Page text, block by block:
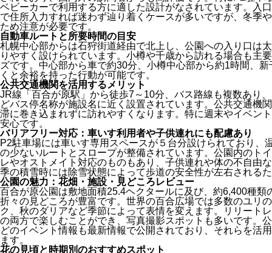
ベビーカーで利用する方に適した設計がなされています。入
で住所入力すれば迷わず辿り着くケースが多いですが、冬季
ため注意が必要です。
自動車ルートと所要時間の目安
札幌中心部からは石狩街道経由で北上し、公園への入り口は
りやすく設けられています。小樽や千歳から訪れる場合も主
ズです。中心部から車で約30分、小樽中心部から約1時間、
くと余裕を持った行動が可能です。
公共交通機関を活用するメリット
JR線「百合が原駅」から徒歩7～10分、バス路線も複数あり
どバス停名称が施設名に近く設置されています。公共交通機
滞に巻き込まれずに訪れやすくなります。特に週末やイベン
安心です。
バリアフリー対応：車いす利用者や子供連れにも配慮あり
P2駐車場には車いす専用スペースが５台分設けられており、
の少ないルートとスロープが整備されています。公園内のト
レやオストメイト対応のものもあり、子供連れや体の不自由
季の積雪時には除雪状態によって歩道の安全性が左右される
公園の魅力：花畑・施設・見どころレビュー
百合が原公園は敷地面積25.4ヘクタールに及び、約6,400種
折々の見どころが豊富です。世界の百合広場では多数のユリ
ク、秋のダリアなど季節によって表情を変えます。リリート
の両方で楽しむことができ、写真撮影スポットも多いです。
どのイベント情報も最新情報で公開されており、それらを活
ます。
花の見頃と時期別のおすすめスポット